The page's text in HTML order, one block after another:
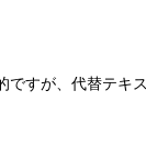
すが、代替テキ